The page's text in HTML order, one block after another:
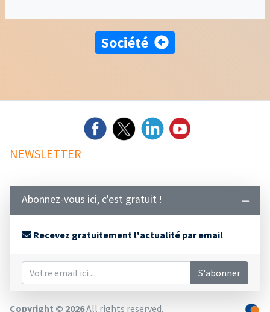
Société
NEWSLETTER
Abonnez-vous ici, c'est gratuit !
Recevez gratuitement l'actualité par email
S'abonner
Copyright © 2026All rights reserved.